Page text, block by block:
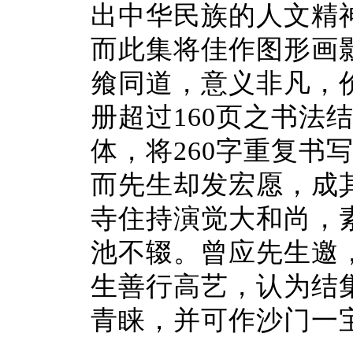
出中华民族的人文精
而此集将佳作图形画
飨同道，意义非凡，
册超过160页之书法
体，将260字重复书
而先生却发宏愿，成
寺住持演觉大和尚，
池不辍。曾应先生邀
生善行高艺，认为结
青睐，并可作沙门一